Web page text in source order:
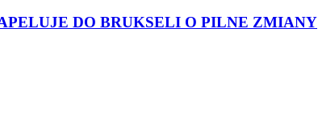
DO BRUKSELI O PILNE ZMIANY